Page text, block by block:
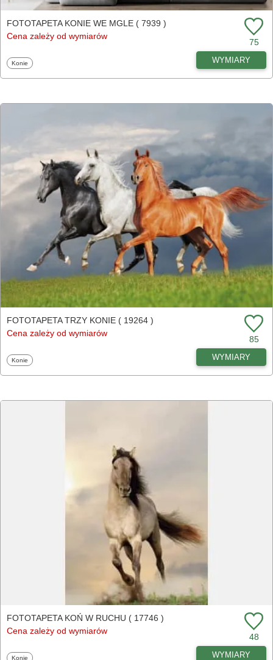
FOTOTAPETA KONIE WE MGLE ( 7939 )
Cena zależy od wymiarów
75
Fototapety
Konie WYMIARY
FOTOTAPETA TRZY KONIE ( 19264 )
Cena zależy od wymiarów
85
Fototapety
Konie WYMIARY
FOTOTAPETA KOŃ W RUCHU ( 17746 )
Cena zależy od wymiarów
48
Fototapety
Konie WYMIARY